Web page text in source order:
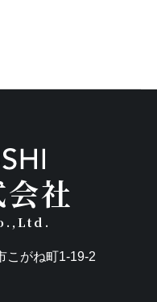
社
こがね町1-19-2